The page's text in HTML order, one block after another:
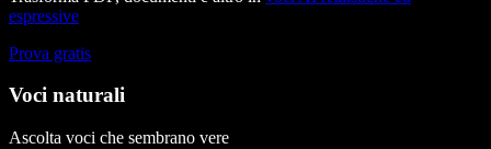
espressive
Prova gratis
Voci naturali
Ascolta voci che sembrano vere